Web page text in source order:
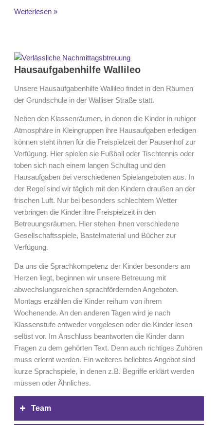
Weiterlesen »
Hausaufgabenhilfe Wallileo
Unsere Hausaufgabenhilfe Wallileo findet in den Räumen
der Grundschule in der Walliser Straße statt.
Neben den Klassenräumen, in denen die Kinder in ruhiger
Atmosphäre in Kleingruppen ihre Hausaufgaben erledigen
können steht ihnen für die Freispielzeit der Pausenhof zur
Verfügung. Hier spielen sie Fußball oder Tischtennis oder
toben sich nach einem langen Schultag und den
Hausaufgaben bei verschiedenen Spielangeboten aus. In
der Regel sind wir täglich mit den Kindern draußen an der
frischen Luft. Nur bei besonders schlechtem Wetter
verbringen die Kinder ihre Freispielzeit in den
Betreuungsräumen. Hier stehen ihnen verschiedene
Gesellschaftsspiele, Bastelmaterial und Bücher zur
Verfügung.
Da uns die Sprachkompetenz der Kinder besonders am
Herzen liegt, beginnen wir unsere Betreuung mit
abwechslungsreichen sprachfördernden Angeboten.
Montags erzählen die Kinder reihum von ihrem
Wochenende. An den anderen Tagen wird je nach
Klassenstufe entweder vorgelesen oder die Kinder lesen
selbst vor. Im Anschluss beantworten die Kinder dann
Fragen zu dem gehörten Text. Denn auch richtiges Zuhören
muss erlernt werden. Ein weiteres beliebtes Angebot sind
kurze Sprachspiele, in denen z.B. Begriffe erklärt werden
müssen oder Ähnliches.
Team
Wallileo